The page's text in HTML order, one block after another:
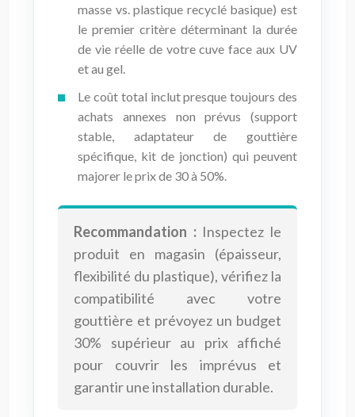
masse vs. plastique recyclé basique) est
le premier critère déterminant la durée
de vie réelle de votre cuve face aux UV
et au gel.
Le coût total inclut presque toujours des
achats annexes non prévus (support
stable, adaptateur de gouttière
spécifique, kit de jonction) qui peuvent
majorer le prix de 30 à 50%.
Recommandation :Inspectez le
produit en magasin (épaisseur,
flexibilité du plastique), vérifiez la
compatibilité avec votre
gouttière et prévoyez un budget
30% supérieur au prix affiché
pour couvrir les imprévus et
garantir une installation durable.